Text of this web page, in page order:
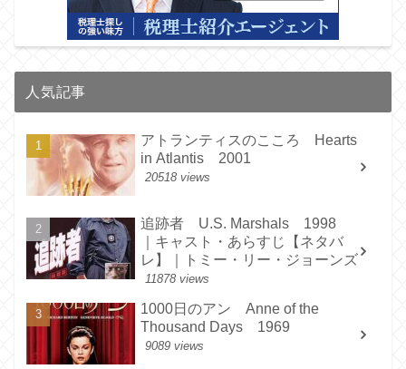
人気記事
アトランティスのこころ Hearts
in Atlantis 2001
20518 views
追跡者 U.S. Marshals 1998
｜キャスト・あらすじ【ネタバ
レ】｜トミー・リー・ジョーンズ
11878 views
1000日のアン Anne of the
Thousand Days 1969
9089 views